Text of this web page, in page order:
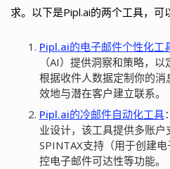
求。以下是Pipl.ai的两个工具，可
Pipl.ai的电子邮件个性化工
（AI）提供洞察和策略，
根据收件人数据定制你的
效地与潜在客户建立联系。
Pipl.ai的冷邮件自动化工具
业设计，该工具提供多账户
SPINTAX支持（用于创建
控电子邮件可达性等功能。